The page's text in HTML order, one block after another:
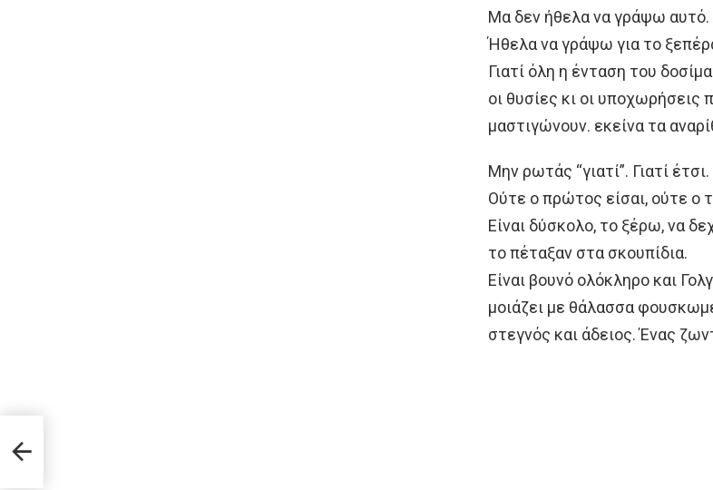
Μα δεν ήθελα να γράψω
Ήθελα να γράψω για το
Γιατί όλη η ένταση του
οι θυσίες κι οι
μαστιγώνουν. εκείνα τα
Μην ρωτάς “γιατί”. Γιατί έτσι.
Ούτε ο πρώτος είσαι, ούτε ο
Είναι δύσκολο, το ξέρω, να
το πέταξαν στα σκουπίδια.
Είναι βουνό ολόκληρο και
μοιάζει με θάλασσα
στεγνός και άδειος. Ένας